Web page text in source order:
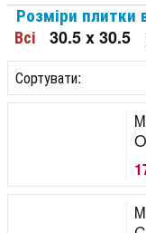
Розміри плитки
Всі 30.5 x 30.5
Сортувати: